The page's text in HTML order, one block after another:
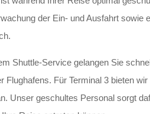
der Ein- und Ausfahrt sowie
Shuttle-Service gelangen Sie
Flughafens. Für Terminal 3 bieten
Unser geschultes Personal sorgt